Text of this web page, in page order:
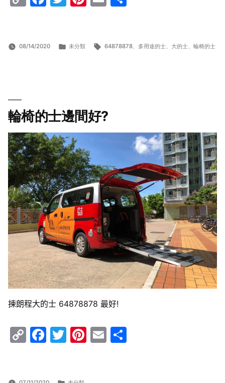
08/14/2020
分
未分類
標
64878878 多用途的士 、大的士 、輪椅的士
輪椅的士邊間好?
揀朗程大的士 64878878 最好!
CopyFacebook
Twitter
Pinterest
Email